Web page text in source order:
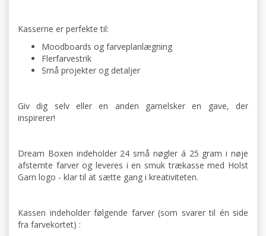
Kasserne er perfekte til:
Moodboards og farveplanlægning
Flerfarvestrik
Små projekter og detaljer
Giv dig selv eller en anden garnelsker en gave, der
inspirerer!
Dream Boxen indeholder 24 små nøgler á 25 gram i nøje
afstemte farver og leveres i en smuk trækasse med Holst
Garn logo - klar til at sætte gang i kreativiteten.
Kassen indeholder følgende farver (som svarer til én side
fra farvekortet) :